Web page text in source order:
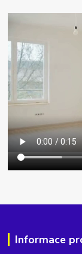
Informace